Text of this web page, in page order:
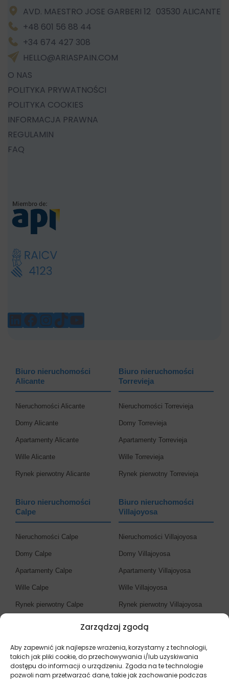
Zarządzaj zgodą
Aby zapewnić jak najlepsze wrażenia, korzystamy z technologii,
takich jak pliki cookie, do przechowywania i/lub uzyskiwania
dostępu do informacji o urządzeniu. Zgoda na te technologie
pozwoli nam przetwarzać dane, takie jak zachowanie podczas
AVD. MAESTRO JOSE GARBERI 12 03530 ALICANTE
+48 601 56 88 44
+34 674 427 308
HELLO@ARIASPAIN.COM
O NAS
POLITYKA PRYWATNOŚCI
POLITYKA COOKIES
INFORMACJA PRAWNA
REGULAMIN
FAQ
LINKEDIN FACEBOOK INSTAGRAM TIKTOK YOUTUBE
Biuro nieruchomości
Alicante
Nieruchomości Alicante
Domy Alicante
Apartamenty Alicante
Wille Alicante
Rynek pierwotny Alicante
Biuro nieruchomości
Torrevieja
Nieruchomości Torrevieja
Domy Torrevieja
Apartamenty Torrevieja
Wille Torrevieja
Rynek pierwotny Torrevieja
Biuro nieruchomości
Calpe
Nieruchomości Calpe
Domy Calpe
Apartamenty Calpe
Wille Calpe
Rynek pierwotny Calpe
Biuro nieruchomości
Villajoyosa
Nieruchomości Villajoyosa
Domy Villajoyosa
Apartamenty Villajoyosa
Wille Villajoyosa
Rynek pierwotny Villajoyosa
Biuro nieruchomości
Nieruchomości Costa Blanca